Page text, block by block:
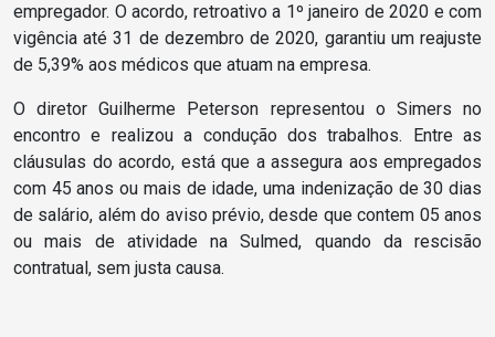
empregador. O acordo, retroativo a 1º janeiro de 2020 e com
vigência até 31 de dezembro de 2020, garantiu um reajuste
de 5,39% aos médicos que atuam na empresa.
O diretor Guilherme Peterson representou o Simers no
encontro e realizou a condução dos trabalhos. Entre as
cláusulas do acordo, está que a assegura aos empregados
com 45 anos ou mais de idade, uma indenização de 30 dias
de salário, além do aviso prévio, desde que contem 05 anos
ou mais de atividade na Sulmed, quando da rescisão
contratual, sem justa causa.